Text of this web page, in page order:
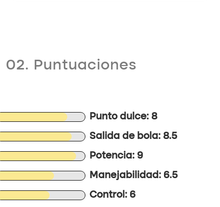
02. Puntuaciones
Punto dulce: 8
Salida de bola: 8.5
Potencia: 9
Manejabilidad: 6.5
Control: 6